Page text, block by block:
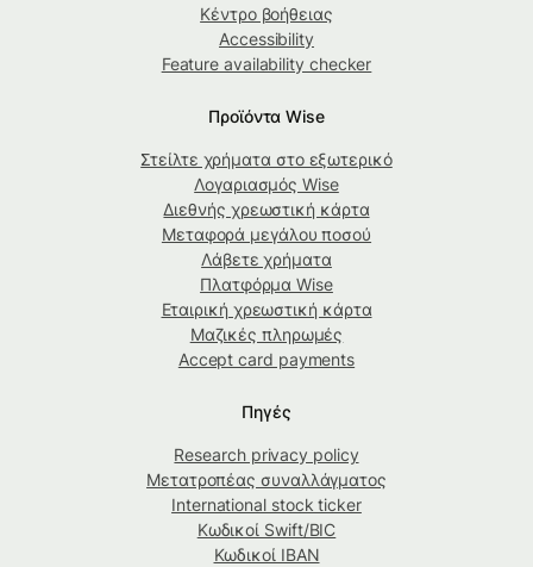
Κέντρο βοήθειας
Accessibility
Feature availability checker
Προϊόντα Wise
Στείλτε χρήματα στο εξωτερικό
Λογαριασμός Wise
Διεθνής χρεωστική κάρτα
Μεταφορά μεγάλου ποσού
Λάβετε χρήματα
Πλατφόρμα Wise
Εταιρική χρεωστική κάρτα
Μαζικές πληρωμές
Accept card payments
Πηγές
Research privacy policy
Μετατροπέας συναλλάγματος
International stock ticker
Κωδικοί Swift/BIC
Κωδικοί IBAN